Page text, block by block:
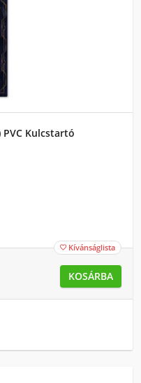
Kulcstartó
 Kívánságlista
KOSÁRBA